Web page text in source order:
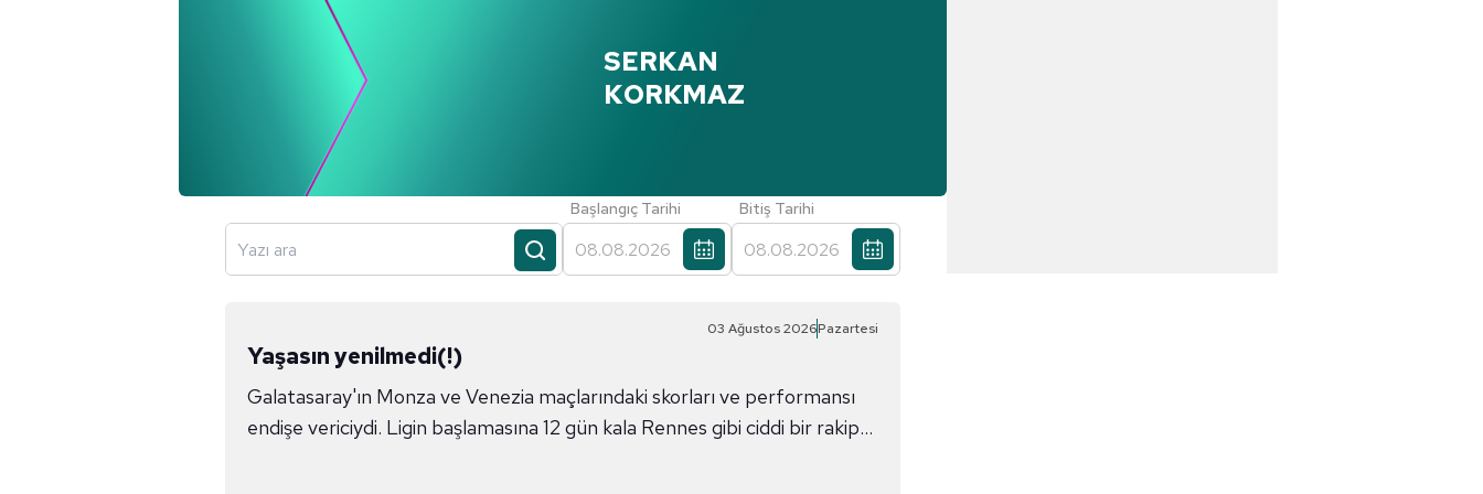
SERKAN
KORKMAZ
Ara
Başlangıç Tarihi Bitiş Tarihi
03 Ağustos 2026Pazartesi
Yaşasın yenilmedi(!)
Galatasaray'ın Monza ve Venezia maçlarındaki skorları ve performansı
endişe vericiydi. Ligin başlamasına 12 gün kala Rennes gibi ciddi bir rakip